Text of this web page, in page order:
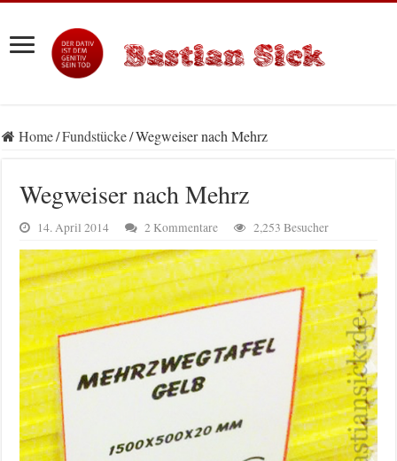
Home/Fundstücke/Wegweiser nach Mehrz
Wegweiser nach Mehrz
14. April 2014 2 Kommentare 2,253 Besucher